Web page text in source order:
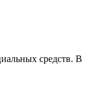
средств. В